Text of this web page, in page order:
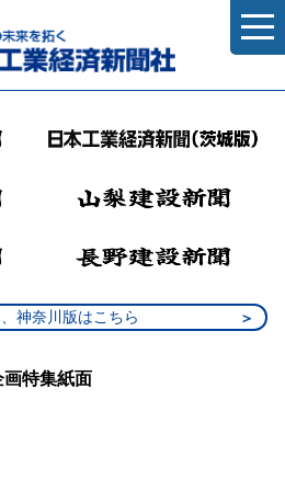
神奈川版はこちら
画特集紙面